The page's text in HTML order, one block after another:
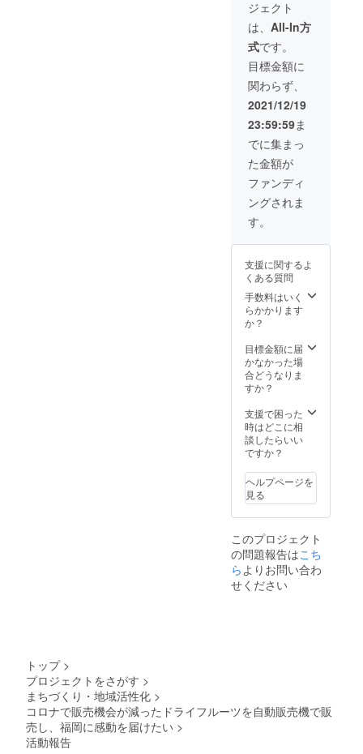
（スリ
ランカ
産） ・
デー
ツ
（イラ
ン産）
・イチ
ジク
（イラ
ン産）
＊レ
ター
パック
にてお
届けい
たしま
用中の
方、通
院中の
方は、
お医者
様とご
相談く
ださ
い。 レ
ター
パック
にてお
届けい
たしま
す。
は使っ
ていま
そのま
ま食べ
ても、
ヨーグ
ルトや
牛乳に
入れて
も美味
しく召
し上
がって
いただ
けま
料
【デー
ツグラ
ノーラ
（プ
レーン
・オー
ガニッ
クオー
産）／
デーツ
／デー
ツシ
／米油
じく／
パイ
ン／
バナナ
／りん
ご／
レーズ
含む）
明感の
美しい
は、プ
レゼン
トやイ
ンテリ
アとし
です！
＊下記
地域の
方は、
別途送
料が必
要とな
上乗せ
で支援
する形
にて、
追加送
料のお
いいた
しま
す。 ・
500円
・離
島
＋500円
縄
＋300円
対象の
方でこ
「追加
送料」
をお支
払いい
があり
紙 *北海
道、沖
縄、離
島の方
への発
送はギ
フト
ラッピ
ング無
しとな
りま
す。ご
了承く
ださ
い。 ■
フレッ
ルー
ツ
オーガ
ニック
フルー
ツを手
し、 こ
だわり
の製法
した。
食べた
ことの
ない半
感！ 砂
糖も漂
白剤も
着色料
用。 お
子さま
からご
年配の
方ま
まオヤ
回 ・
賞味期
限：お
届け
後、約
6ヶ月 ●
セット
内容 ・
フレッ
シュド
ライフ
ルーツ
詰め合
わせ
100g ×
3袋 × ３
手紙 ・
パック
にてお
届けし
ます ■
フレッ
ライフ
ルー
ツ
オーガ
フルー
ツを
100g入
りの小
まし
た。 ３
袋が3ヵ
月間届
で、体
に優し
いおや
つを摂
り続け
ススメ
です！
ジェクト
は、 All-In方
式です。
目標金額に
関わらず、
2021/12/19
23:59:59ま
でに集まっ
た金額が
ファンディ
ングされま
す。
支援に関するよ
くある質問
手数料はいく
らかかります
か？
目標金額に届
かなかった場
合どうなりま
すか？
支援で困った
時はどこに相
談したらいい
ですか？
ヘルプページを
見る
このプロジェクト
の問題報告はこち
ら よりお問い合わ
せください
トップ >
プロジェクトをさがす >
まちづくり・地域活性化 >
コロナで販売機会が減ったドライフルーツを自動販売機で販
売し、福岡に感動を届けたい >
活動報告